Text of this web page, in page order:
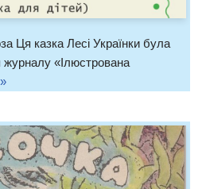
Ця казка Лесі Українки була
журналу «Ілюстрована